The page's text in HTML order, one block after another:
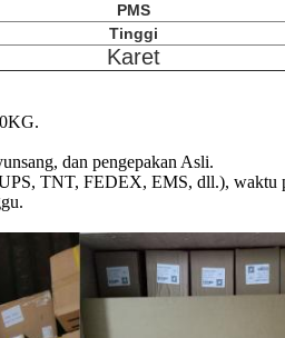
PMS
Tinggi
Karet
dan pengepakan Asli.
TNT, FEDEX, EMS, dll.), waktu